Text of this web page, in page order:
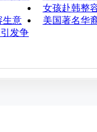
女孩赴韩整
生意
美国著名华
发争